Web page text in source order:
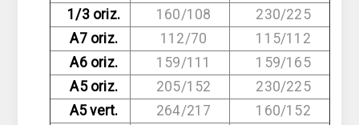
1/3 oriz.
160/108
230/225
A7 oriz.
112/70
115/112
A6 oriz.
159/111
159/165
A5 oriz.
205/152
230/225
A5 vert.
264/217
160/152